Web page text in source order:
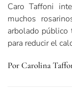
Caro Taffoni
muchos
arbolado público
para reducir el
Por Carolina